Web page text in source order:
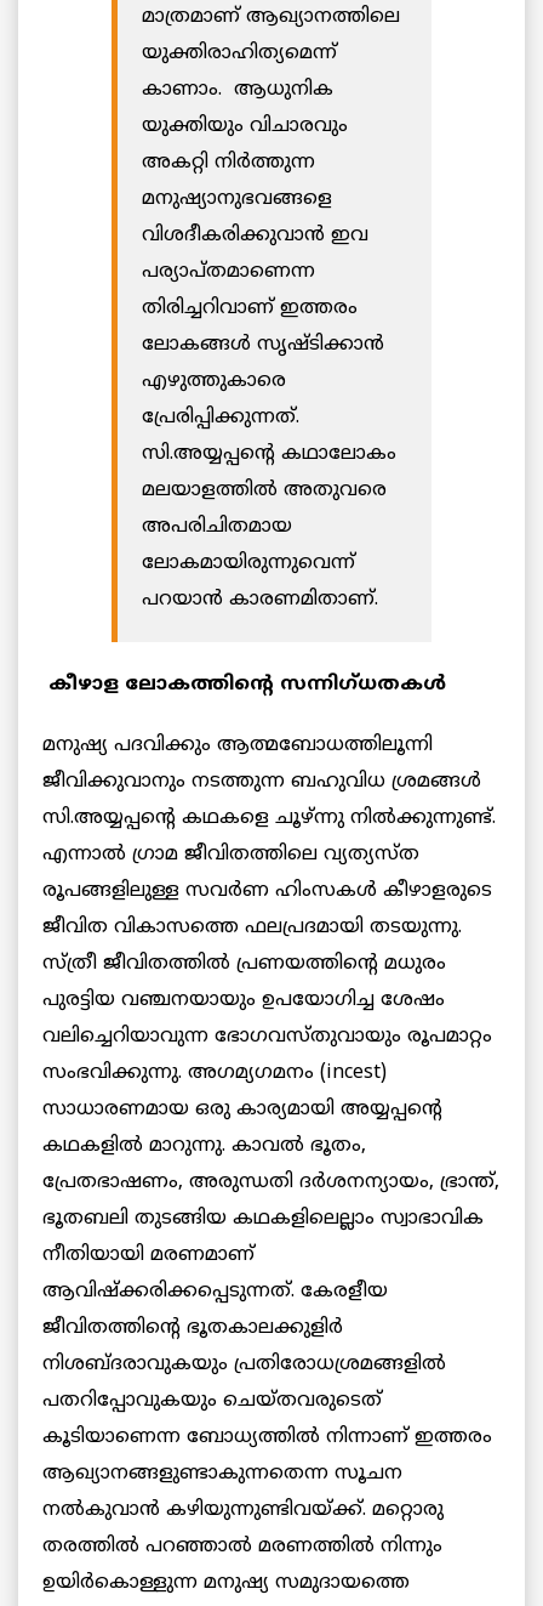
മാത്രമാണ് ആഖ്യാനത്തിലെ
യുക്തിരാഹിത്യമെന്ന്
കാണാം. ആധുനിക
യുക്തിയും വിചാരവും
അകറ്റി നിര്‍ത്തുന്ന
മനുഷ്യാനുഭവങ്ങളെ
വിശദീകരിക്കുവാന്‍ ഇവ
പര്യാപ്തമാണെന്ന
തിരിച്ചറിവാണ് ഇത്തരം
ലോകങ്ങൾ സൃഷ്ടിക്കാൻ
എഴുത്തുകാരെ
പ്രേരിപ്പിക്കുന്നത്.
സി.അയ്യപ്പന്റെ കഥാലോകം
മലയാളത്തിൽ അതുവരെ
അപരിചിതമായ
ലോകമായിരുന്നുവെന്ന്
പറയാൻ കാരണമിതാണ്.
കീഴാള ലോകത്തിന്റെ സന്നിഗ്ധതകൾ
മനുഷ്യ പദവിക്കും ആത്മബോധത്തിലൂന്നി
ജീവിക്കുവാനും നടത്തുന്ന ബഹുവിധ ശ്രമങ്ങൾ
സി.അയ്യപ്പന്റെ കഥകളെ ചൂഴ്ന്നു നില്‍ക്കുന്നുണ്ട്.
എന്നാല്‍ ഗ്രാമ ജീവിതത്തിലെ വ്യത്യസ്ത
രൂപങ്ങളിലുള്ള സവര്‍ണ ഹിംസകൾ കീഴാളരുടെ
ജീവിത വികാസത്തെ ഫലപ്രദമായി തടയുന്നു.
സ്ത്രീ ജീവിതത്തില്‍ പ്രണയത്തിന്റെ മധുരം
പുരട്ടിയ വഞ്ചനയായും ഉപയോഗിച്ച ശേഷം
വലിച്ചെറിയാവുന്ന ഭോഗവസ്തുവായും രൂപമാറ്റം
സംഭവിക്കുന്നു. അഗമ്യഗമനം (incest)
സാധാരണമായ ഒരു കാര്യമായി അയ്യപ്പന്റെ
കഥകളില്‍ മാറുന്നു. കാവല്‍ ഭൂതം,
പ്രേതഭാഷണം, അരുന്ധതി ദര്‍ശനന്യായം, ഭ്രാന്ത്,
ഭൂതബലി തുടങ്ങിയ കഥകളിലെല്ലാം സ്വാഭാവിക
നീതിയായി മരണമാണ്
ആവിഷ്ക്കരിക്കപ്പെടുന്നത്. കേരളീയ
ജീവിതത്തിന്റെ ഭൂതകാലക്കുളിർ
നിശബ്ദരാവുകയും പ്രതിരോധശ്രമങ്ങളിൽ
പതറിപ്പോവുകയും ചെയ്തവരുടെത്
കൂടിയാണെന്ന ബോധ്യത്തില്‍ നിന്നാണ് ഇത്തരം
ആഖ്യാനങ്ങളുണ്ടാകുന്നതെന്ന സൂചന
നല്‍കുവാന്‍ കഴിയുന്നുണ്ടിവയ്ക്ക്. മറ്റൊരു
തരത്തിൽ പറഞ്ഞാൽ മരണത്തില്‍ നിന്നും
ഉയിര്‍കൊള്ളുന്ന മനുഷ്യ സമുദായത്തെ